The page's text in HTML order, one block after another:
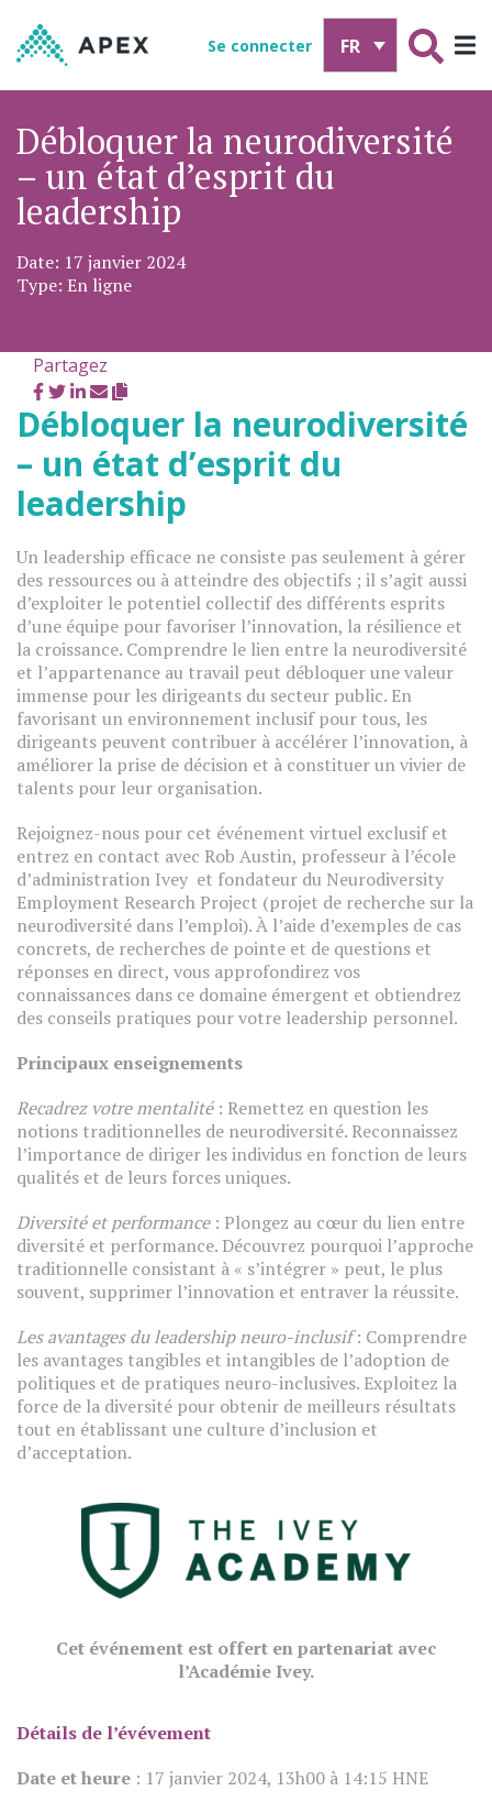
Se connecter FR
Débloquer la neurodiversité
– un état d’esprit du
leadership
Date: 17 janvier 2024
Type: En ligne
Partagez
Débloquer la neurodiversité
– un état d’esprit du
leadership
Un leadership efficace ne consiste pas seulement à gérer
des ressources ou à atteindre des objectifs ; il s’agit aussi
d’exploiter le potentiel collectif des différents esprits
d’une équipe pour favoriser l’innovation, la résilience et
la croissance. Comprendre le lien entre la neurodiversité
et l’appartenance au travail peut débloquer une valeur
immense pour les dirigeants du secteur public. En
favorisant un environnement inclusif pour tous, les
dirigeants peuvent contribuer à accélérer l’innovation, à
améliorer la prise de décision et à constituer un vivier de
talents pour leur organisation.
Rejoignez-nous pour cet événement virtuel exclusif et
entrez en contact avec Rob Austin, professeur à l’école
d’administration Ivey et fondateur du Neurodiversity
Employment Research Project (projet de recherche sur la
neurodiversité dans l’emploi). À l’aide d’exemples de cas
concrets, de recherches de pointe et de questions et
réponses en direct, vous approfondirez vos
connaissances dans ce domaine émergent et obtiendrez
des conseils pratiques pour votre leadership personnel.
Principaux enseignements
Recadrez votre mentalité: Remettez en question les
notions traditionnelles de neurodiversité. Reconnaissez
l’importance de diriger les individus en fonction de leurs
qualités et de leurs forces uniques.
Diversité et performance: Plongez au cœur du lien entre
diversité et performance. Découvrez pourquoi l’approche
traditionnelle consistant à « s’intégrer » peut, le plus
souvent, supprimer l’innovation et entraver la réussite.
Les avantages du leadership neuro-inclusif: Comprendre
les avantages tangibles et intangibles de l’adoption de
politiques et de pratiques neuro-inclusives. Exploitez la
force de la diversité pour obtenir de meilleurs résultats
tout en établissant une culture d’inclusion et
d’acceptation.
Cet événement est offert en partenariat avec
l’Académie Ivey.
Détails de l’évévement
Date et heure : 17 janvier 2024, 13h00 à 14:15 HNE